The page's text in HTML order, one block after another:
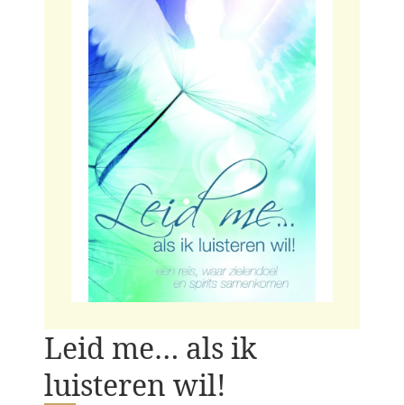
Leid me… als ik
luisteren wil!